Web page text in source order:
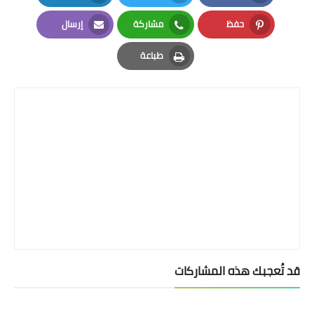
Facebook
Twitter
LinkedIn
حفظ
Pinterest
مشاركة
Whatsapp
إرسال
Email
طباعة
Print
قد تُعجبك هذه المشاركات